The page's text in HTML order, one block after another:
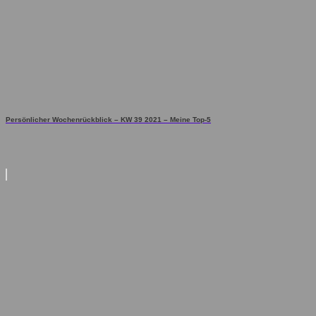
Persönlicher Wochenrückblick – KW 39 2021 – Meine Top-5